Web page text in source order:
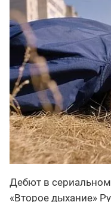
Дебют в
«Второе дыхание»